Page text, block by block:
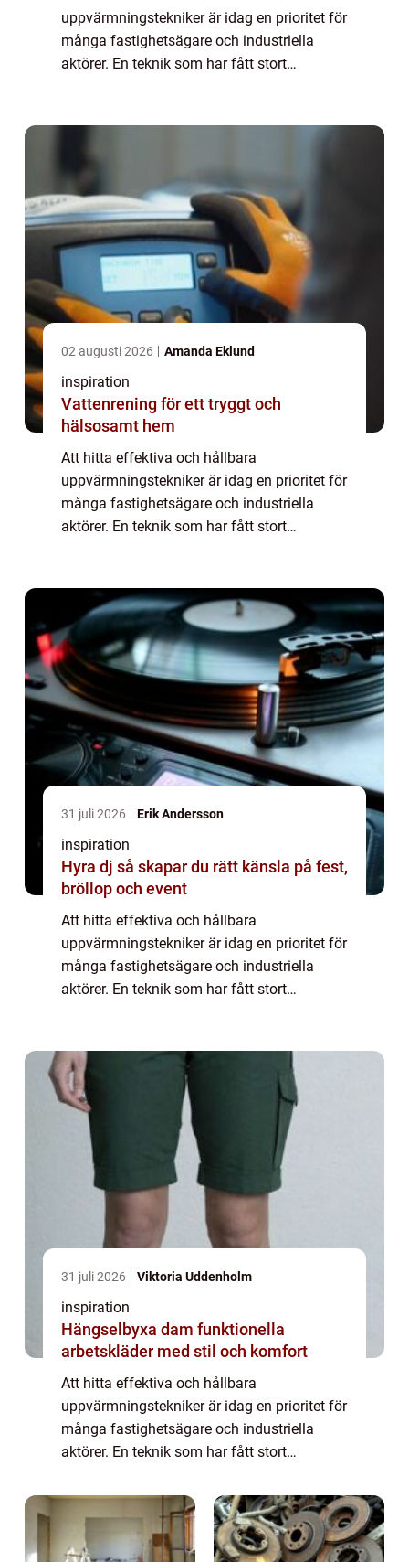
uppvärmningstekniker är idag en prioritet för
många fastighetsägare och industriella
aktörer. En teknik som har fått stort
02 augusti 2026 Amanda Eklund
inspiration
Vattenrening för ett tryggt och
hälsosamt hem
Att hitta effektiva och hållbara
uppvärmningstekniker är idag en prioritet för
många fastighetsägare och industriella
aktörer. En teknik som har fått stort
31 juli 2026 Erik Andersson
inspiration
Hyra dj så skapar du rätt känsla på fest,
bröllop och event
Att hitta effektiva och hållbara
uppvärmningstekniker är idag en prioritet för
många fastighetsägare och industriella
aktörer. En teknik som har fått stort
31 juli 2026 Viktoria Uddenholm
inspiration
Hängselbyxa dam funktionella
arbetskläder med stil och komfort
Att hitta effektiva och hållbara
uppvärmningstekniker är idag en prioritet för
många fastighetsägare och industriella
aktörer. En teknik som har fått stort